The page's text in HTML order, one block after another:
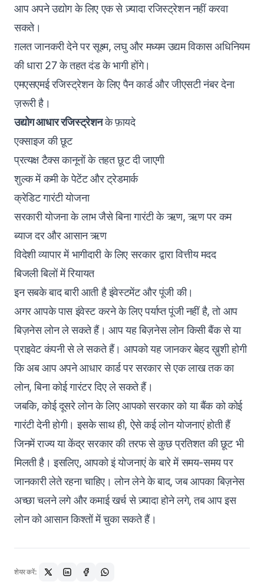
आप अपने उद्योग के लिए एक से ज़्यादा रजिस्ट्रेशन नहीं करवा
सकते।
ग़लत जानकरी देने पर सूक्ष्म, लघु और मध्यम उद्यम विकास अधिनियम
की धारा 27 के तहत दंड के भागी होंगे।
एमएसएमई रजिस्ट्रेशन के लिए पैन कार्ड और जीएसटी नंबर देना
ज़रूरी है।
उद्योग आधार रजिस्ट्रेशनके फ़ायदे
एक्साइज की छूट
प्रत्यक्ष टैक्स कानूनों के तहत छूट दी जाएगी
शुल्क में कमी के पेटेंट और ट्रेडमार्क
क्रेडिट गारंटी योजना
सरकारी योजना के लाभ जैसे बिना गारंटी के ऋण, ऋण पर कम
ब्याज दर और आसान ऋण
विदेशी व्यापार में भागीदारी के लिए सरकार द्वारा वित्तीय मदद
बिजली बिलों में रियायत
इन सबके बाद बारी आती है इंवेस्टमेंट और पूंजी की।
अगर आपके पास इंवेस्ट करने के लिए पर्याप्त पूंजी नहीं है, तो आप
बिज़नेस लोन ले सकते हैं। आप यह बिज़नेस लोन किसी बैंक से या
प्राइवेट कंपनी से ले सकते हैं। आपको यह जानकर बेहद ख़ुशी होगी
कि अब आप अपने आधार कार्ड पर सरकार से एक लाख तक का
लोन, बिना कोई गारंटर दिए ले सकते हैं।
जबकि, कोई दूसरे लोन के लिए आपको सरकार को या बैंक को कोई
गारंटी देनी होगी। इसके साथ ही, ऐसे कई लोन योजनाएं होती हैं
जिनमें राज्य या केंद्र सरकार की तरफ से कुछ प्रतिशत की छूट भी
मिलती है। इसलिए, आपको इं योजनाएं के बारे में समय-समय पर
जानकारी लेते रहना चाहिए। लोन लेने के बाद, जब आपका बिज़नेस
अच्छा चलने लगे और कमाई खर्च से ज़्यादा होने लगे, तब आप इस
लोन को आसान किश्तों में चुका सकते हैं।
शेयर करें: